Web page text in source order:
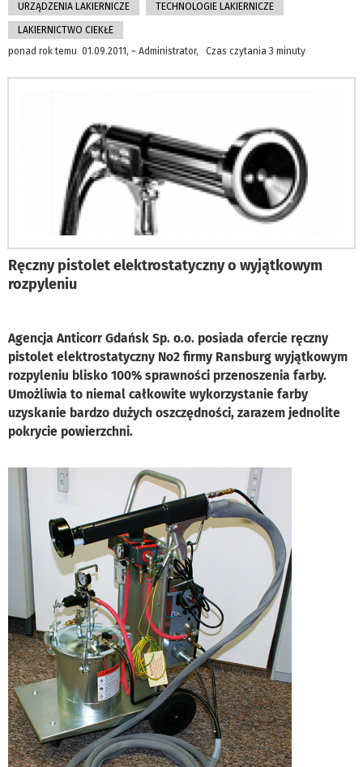
URZĄDZENIA LAKIERNICZE TECHNOLOGIE LAKIERNICZE
LAKIERNICTWO CIEKŁE
ponad rok temu 01.09.2011, ~ Administrator, Czas czytania 3 minuty
Ręczny pistolet elektrostatyczny o wyjątkowym
rozpyleniu
Agencja Anticorr Gdańsk Sp. o.o. posiada ofercie ręczny
pistolet elektrostatyczny No2 firmy Ransburg wyjątkowym
rozpyleniu blisko 100% sprawności przenoszenia farby.
Umożliwia to niemal całkowite wykorzystanie farby
uzyskanie bardzo dużych oszczędności, zarazem jednolite
pokrycie powierzchni.